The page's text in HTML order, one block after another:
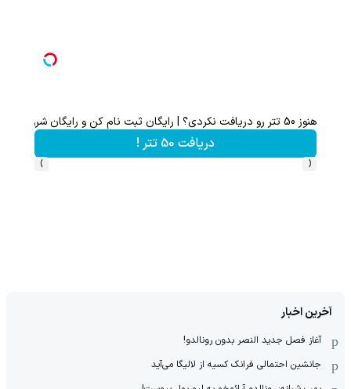
هنوز 50 تتر رو دریافت نکردی؟ | رایگان ثبت نام کن و رایگان شروع کن!
دریافت 50 تتر !
‹
›
آخرین اخبار
آغاز فصل جدید النصر بدون رونالدو!
جانشین احتمالی فرانک کسیه از لالیگا می‌آید